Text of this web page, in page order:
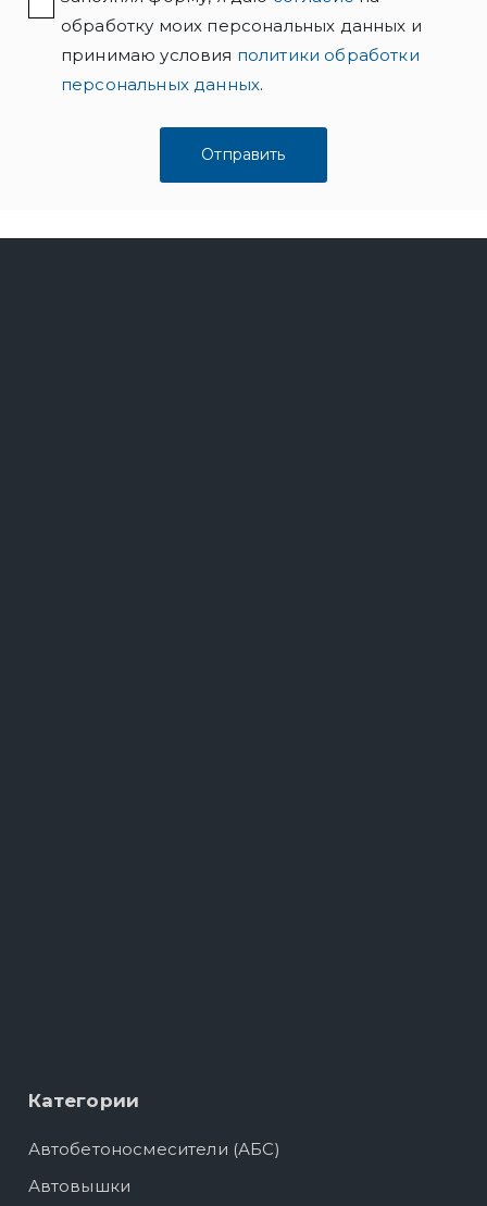
обработку моих персональных данных и
принимаю условия политики обработки
персональных данных.
Категории
Автобетоносмесители (АБС)
Автовышки